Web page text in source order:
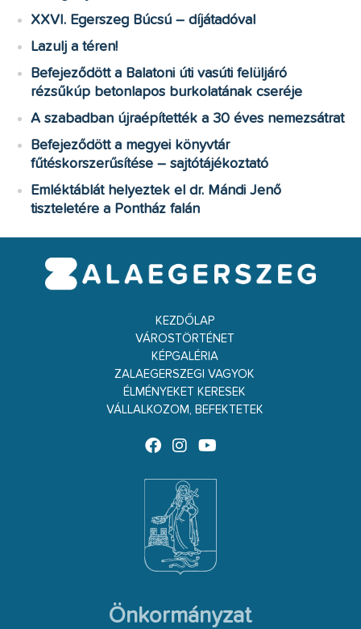
XXVI. Egerszeg Búcsú – díjátadóval
Lazulj a téren!
Befejeződött a Balatoni úti vasúti felüljáró
rézsűkúp betonlapos burkolatának cseréje
A szabadban újraépítették a 30 éves nemezsátrat
Befejeződött a megyei könyvtár
fűtéskorszerűsítése – sajtótájékoztató
Emléktáblát helyeztek el dr. Mándi Jenő
tiszteletére a Pontház falán
KEZDŐLAP
VÁROSTÖRTÉNET
KÉPGALÉRIA
ZALAEGERSZEGI VAGYOK
ÉLMÉNYEKET KERESEK
VÁLLALKOZOM, BEFEKTETEK
Önkormányzat